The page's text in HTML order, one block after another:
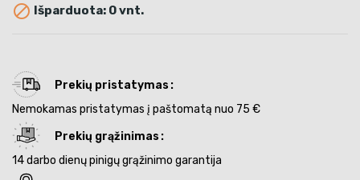
 Išparduota: 0 vnt.
Prekių pristatymas
Nemokamas pristatymas į paštomatą nuo 75 €
Prekių grąžinimas
14 darbo dienų pinigų grąžinimo garantija